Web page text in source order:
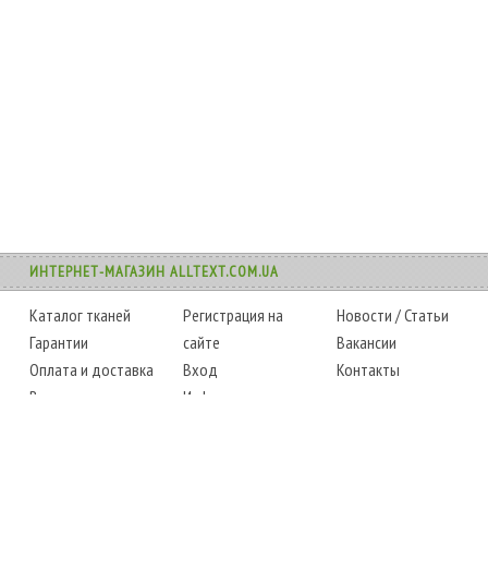
ИНТЕРНЕТ-МАГАЗИН ALLTEXT.COM.UA
Каталог тканей
Гарантии
Оплата и доставка
Возврат товара
Регистрация на
сайте
Вход
Информация
Новости /Статьи
Вакансии
Контакты